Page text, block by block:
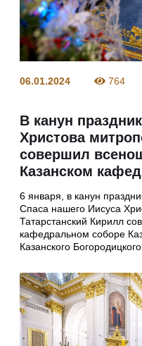
06.01.2024 764
В канун
Христова
совершил
Казанском
6 января, в канун
Спаса нашего Иисуса
Татарстанский Кирилл
кафедральном соборе
Казанского